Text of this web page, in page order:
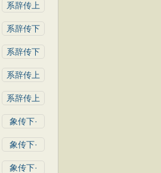
系辞传上
系辞传下
系辞传下
系辞传上
系辞传上
象传下·
象传下·
象传下·